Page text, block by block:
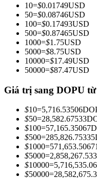
Trở thành Nhà giao
Tận hưởng chia sẻ lợi
Thông tin
Phân tích dữ liệu lớn
10=$0.01749USD
50=$0.08746USD
100=$0.17493USD
500=$0.87465USD
1000=$1.75USD
5000=$8.75USD
10000=$17.49USD
50000=$87.47USD
Giá trị sang DOPU
$10=5,716.53506
$50=28,582.67533
$100=57,165.35067
$500=285,826.75335
$1000=571,653.50671
$5000=
$10000=
$50000=